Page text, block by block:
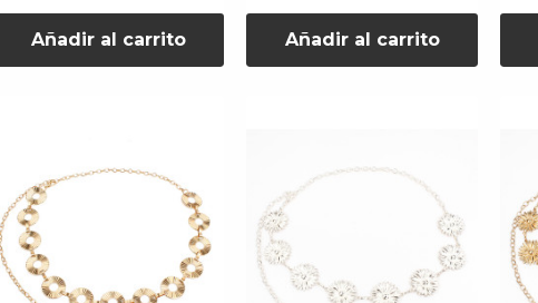
Añadir al carrito Añadir al carrito